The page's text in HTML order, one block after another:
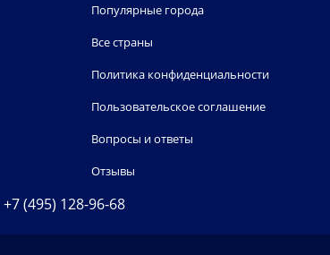
Популярные города
Все страны
Политика конфиденциальности
Пользовательское соглашение
Вопросы и ответы
Отзывы
+7 (495) 128-96-68